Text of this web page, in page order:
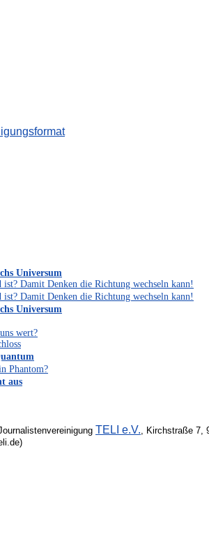
Universum
Damit Denken die Richtung wechseln kann!
Damit Denken die Richtung wechseln kann!
Universum
wert?
Phantom?
aus
TELI e.V., Kirchstraße 7,